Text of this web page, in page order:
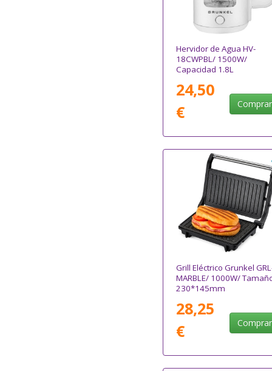
Hervidor de Agua HV-
18CWPBL/ 1500W/
Capacidad 1.8L
24,50
€
Comprar
Grill Eléctrico Grunkel
MARBLE/ 1000W/
230*145mm
28,25
€
Comprar